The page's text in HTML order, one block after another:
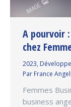
A pourvoir
chez
2023,
Par France
Femmes
business